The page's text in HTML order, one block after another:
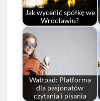
Jak wycenić spółkę we
Wrocławiu?
Wattpad: Platforma
dla pasjonatów
czytania i pisania